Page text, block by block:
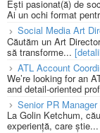
Ești pasionat(ă) de
Ai un ochi format
Social Media Art
Căutăm un Art
să transforme...
ATL Account
We’re looking for an
and detail-oriented
Senior PR
La Golin Ketchum,
experiență, care știe...